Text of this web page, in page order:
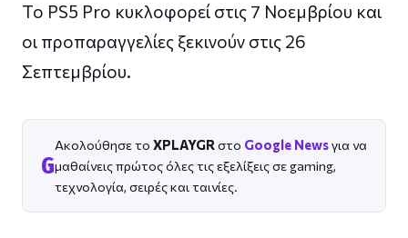
Το PS5 Pro κυκλοφορεί στις 7 Νοεμβρίου και
οι προπαραγγελίες ξεκινούν στις 26
Σεπτεμβρίου.
G
Ακολούθησε το XPLAYGR στο Google Newsγια να
μαθαίνεις πρώτος όλες τις εξελίξεις σε gaming,
τεχνολογία, σειρές και ταινίες.